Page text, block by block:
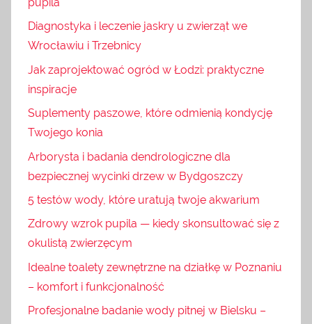
Diagnostyka i leczenie jaskry u zwierząt we
Wrocławiu i Trzebnicy
Jak zaprojektować ogród w Łodzi: praktyczne
inspiracje
Suplementy paszowe, które odmienią kondycję
Twojego konia
Arborysta i badania dendrologiczne dla
bezpiecznej wycinki drzew w Bydgoszczy
5 testów wody, które uratują twoje akwarium
Zdrowy wzrok pupila — kiedy skonsultować się z
okulistą zwierzęcym
Idealne toalety zewnętrzne na działkę w Poznaniu
– komfort i funkcjonalność
Profesjonalne badanie wody pitnej w Bielsku –